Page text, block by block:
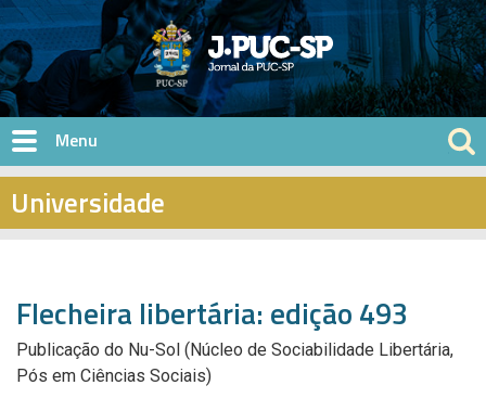
Pular para o conteúdo principal
Universidade
Flecheira libertária: edição 493
Publicação do Nu-Sol (Núcleo de Sociabilidade Libertária,
Pós em Ciências Sociais)